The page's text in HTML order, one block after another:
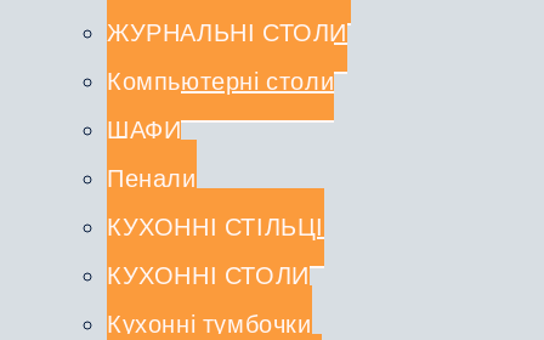
ЖУРНАЛЬНІ СТОЛИ
Компьютерні столи
ШАФИ
Пенали
КУХОННІ СТІЛЬЦІ
КУХОННІ СТОЛИ
Кухонні тумбочки